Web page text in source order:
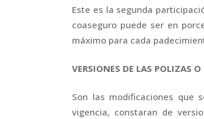
Este es la segunda
coaseguro puede ser en
máximo para cada
VERSIONES DE LAS POLIZAS O
Son las modificaciones que
vigencia, constaran de